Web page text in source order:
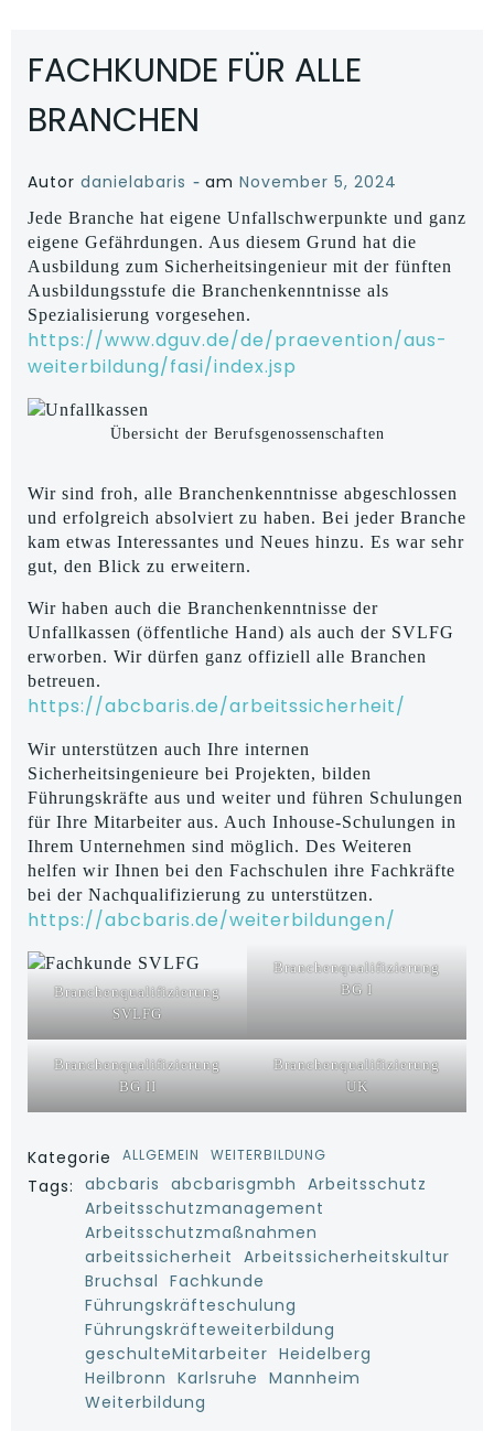
FACHKUNDE FÜR ALLE
BRANCHEN
Autor danielabaris - am November 5, 2024
Jede Branche hat eigene Unfallschwerpunkte und ganz
eigene Gefährdungen. Aus diesem Grund hat die
Ausbildung zum Sicherheitsingenieur mit der fünften
Ausbildungsstufe die Branchenkenntnisse als
Spezialisierung vorgesehen.
https://www.dguv.de/de/praevention/aus-
weiterbildung/fasi/index.jsp
Übersicht der Berufsgenossenschaften
Wir sind froh, alle Branchenkenntnisse abgeschlossen
und erfolgreich absolviert zu haben. Bei jeder Branche
kam etwas Interessantes und Neues hinzu. Es war sehr
gut, den Blick zu erweitern.
Wir haben auch die Branchenkenntnisse der
Unfallkassen (öffentliche Hand) als auch der SVLFG
erworben. Wir dürfen ganz offiziell alle Branchen
betreuen.
https://abcbaris.de/arbeitssicherheit/
Wir unterstützen auch Ihre internen
Sicherheitsingenieure bei Projekten, bilden
Führungskräfte aus und weiter und führen Schulungen
für Ihre Mitarbeiter aus. Auch Inhouse-Schulungen in
Ihrem Unternehmen sind möglich. Des Weiteren
helfen wir Ihnen bei den Fachschulen ihre Fachkräfte
bei der Nachqualifizierung zu unterstützen.
https://abcbaris.de/weiterbildungen/
Branchenqualifizierung
SVLFG
Branchenqualifizierung
BG I
Branchenqualifizierung
BG II
Branchenqualifizierung
UK
Kategorie ALLGEMEIN WEITERBILDUNG
Tags: abcbaris abcbarisgmbh Arbeitsschutz
Arbeitsschutzmanagement
Arbeitsschutzmaßnahmen
arbeitssicherheit Arbeitssicherheitskultur
Bruchsal Fachkunde
Führungskräfteschulung
Führungskräfteweiterbildung
geschulteMitarbeiter Heidelberg
Heilbronn Karlsruhe Mannheim
Weiterbildung